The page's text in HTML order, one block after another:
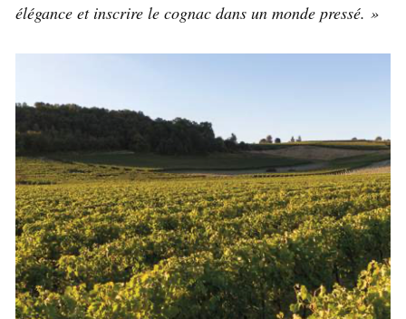
élégance et inscrire le cognac dans un monde pressé. »